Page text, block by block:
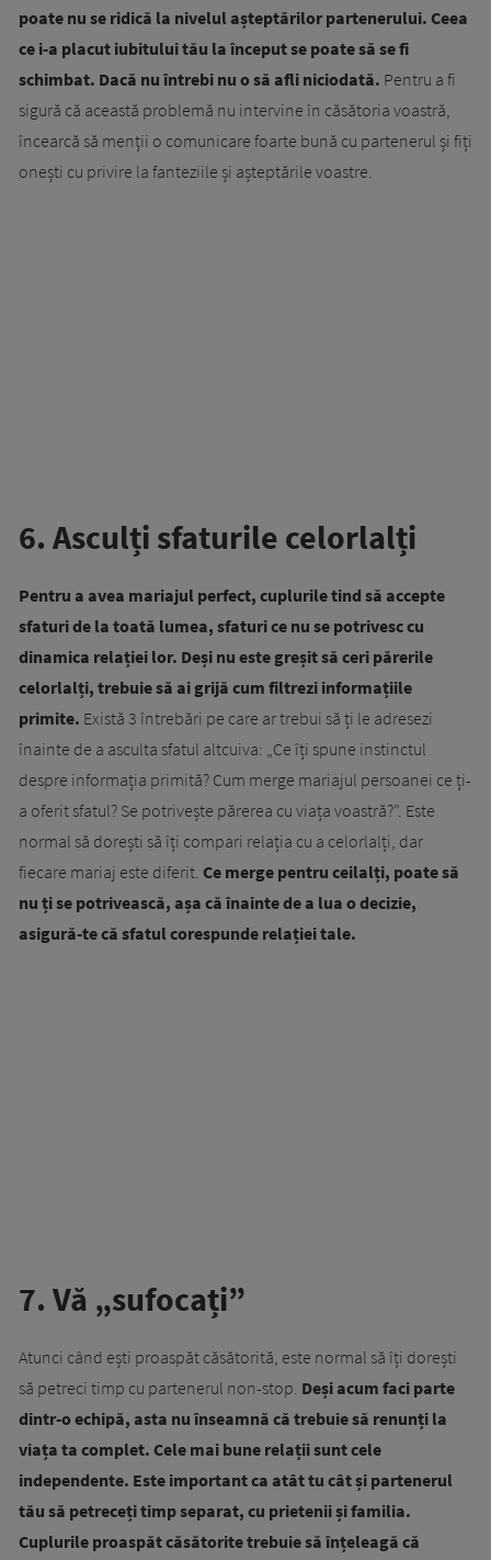
poate nu se ridică la nivelul așteptărilor partenerului. Ceea
ce i-a placut iubitului tău la început se poate să se fi
schimbat. Dacă nu întrebi nu o să afli niciodată. Pentru a fi
sigură că această problemă nu intervine în căsătoria voastră,
încearcă să menții o comunicare foarte bună cu partenerul și fiți
onești cu privire la fanteziile și așteptările voastre.
6. Asculți sfaturile celorlalți
Pentru a avea mariajul perfect, cuplurile tind să accepte
sfaturi de la toată lumea, sfaturi ce nu se potrivesc cu
dinamica relației lor. Deși nu este greșit să ceri părerile
celorlalți, trebuie să ai grijă cum filtrezi informațiile
primite. Există 3 întrebări pe care ar trebui să ți le adresezi
înainte de a asculta sfatul altcuiva: „Ce îți spune instinctul
despre informația primită? Cum merge mariajul persoanei ce ți-
a oferit sfatul? Se potrivește părerea cu viața voastră?”. Este
normal să dorești să îți compari relația cu a celorlalți, dar
fiecare mariaj este diferit. Ce merge pentru ceilalți, poate să
nu ți se potrivească, așa că înainte de a lua o decizie,
asigură-te că sfatul corespunde relației tale.
7. Vă „sufocați”
Atunci când ești proaspăt căsătorită, este normal să îți dorești
să petreci timp cu partenerul non-stop. Deși acum faci parte
dintr-o echipă, asta nu înseamnă că trebuie să renunți la
viața ta complet. Cele mai bune relații sunt cele
independente. Este important ca atât tu cât și partenerul
tău să petreceți timp separat, cu prietenii și familia.
Cuplurile proaspăt căsătorite trebuie să înțeleagă că